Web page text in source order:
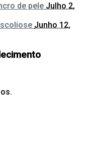
de pele Julho 2,
Junho 12,